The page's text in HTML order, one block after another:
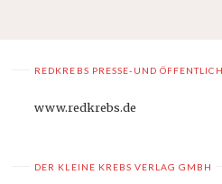
REDKREBS PRESSE-UND
www.redkrebs.de
DER KLEINE KREBS VERLAG GMBH